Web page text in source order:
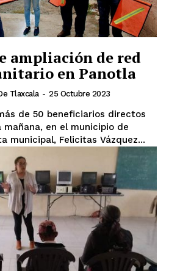
ampliación de red
en Panotla
Tlaxcala - 25 Octubre 2023
de 50 beneficiarios directos
mañana, en el municipio de
municipal, Felicitas Vázquez...